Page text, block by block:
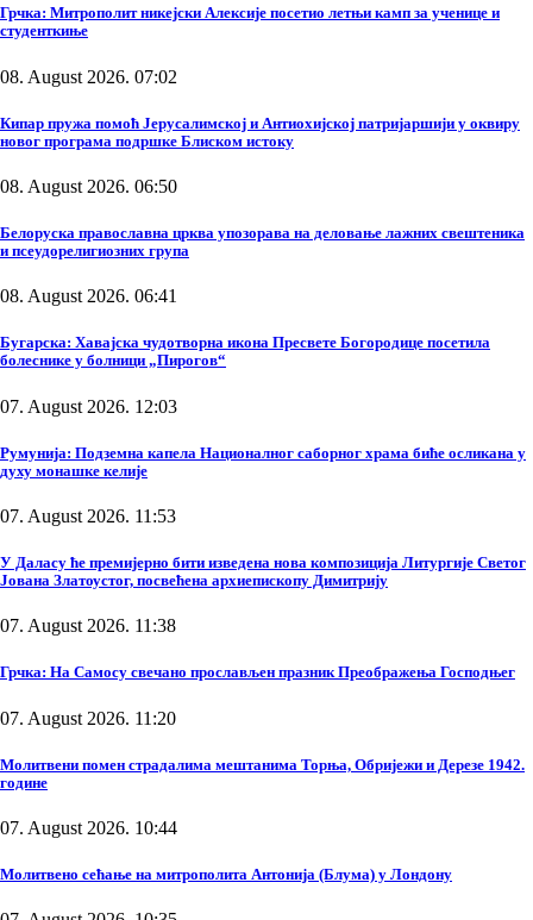
Грчка: Митрополит никејски Алексије посетио летњи камп за ученице и
студенткиње
08. August 2026. 07:02
Кипар пружа помоћ Јерусалимској и Антиохијској патријаршији у оквиру
новог програма подршке Блиском истоку
08. August 2026. 06:50
Белоруска православна црква упозорава на деловање лажних свештеника
и псеудорелигиозних група
08. August 2026. 06:41
Бугарска: Хавајска чудотворна икона Пресвете Богородице посетила
болеснике у болници „Пирогов“
07. August 2026. 12:03
Румунија: Подземна капела Националног саборног храма биће осликана у
духу монашке келије
07. August 2026. 11:53
У Даласу ће премијерно бити изведена нова композиција Литургије Светог
Јована Златоустог, посвећена архиепископу Димитрију
07. August 2026. 11:38
Грчка: На Самосу свечано прослављен празник Преображења Господњег
07. August 2026. 11:20
Молитвени помен страдалима мештанима Торња, Обријежи и Дерезе 1942.
године
07. August 2026. 10:44
Молитвено сећање на митрополита Антонија (Блума) у Лондону